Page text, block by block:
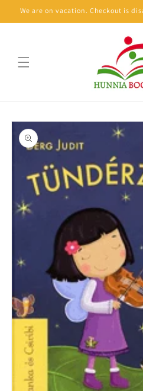
Skip to
We are on vacation. Checkout is
Skip to
product
information